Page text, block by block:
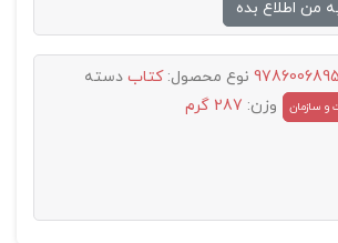
نوع محصول:کتاب دسته
و سازمان وزن: 287 گرم